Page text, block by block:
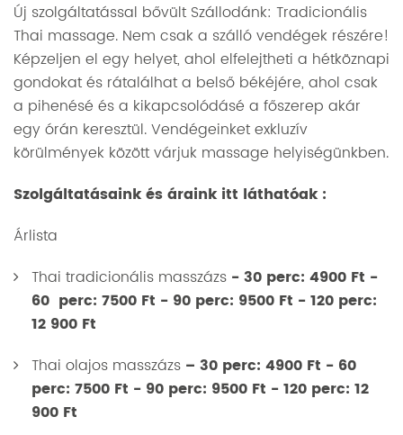
Új szolgáltatással bővült Szállodánk: Tradicionális
Thai massage. Nem csak a szálló vendégek részére!
Képzeljen el egy helyet, ahol elfelejtheti a hétköznapi
gondokat és rátalálhat a belső békéjére, ahol csak
a pihenésé és a kikapcsolódásé a főszerep akár
egy órán keresztül. Vendégeinket exkluzív
körülmények között várjuk massage helyiségünkben.
Szolgáltatásaink és áraink itt láthatóak :
Árlista
Thai tradicionális masszázs - 30 perc: 4900 Ft -
60 perc: 7500 Ft - 90 perc: 9500 Ft - 120 perc:
12 900 Ft
Thai olajos masszázs – 30 perc: 4900 Ft - 60
perc: 7500 Ft - 90 perc: 9500 Ft - 120 perc: 12
900 Ft